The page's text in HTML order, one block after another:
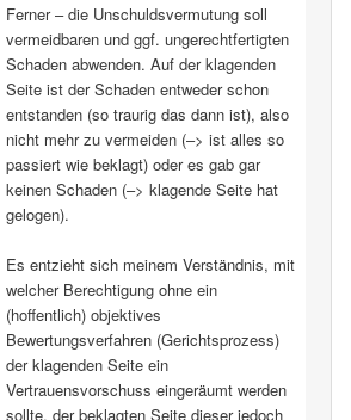
Ferner – die Unschuldsvermutung soll
vermeidbaren und ggf. ungerechtfertigten
Schaden abwenden. Auf der klagenden
Seite ist der Schaden entweder schon
entstanden (so traurig das dann ist), also
nicht mehr zu vermeiden (–> ist alles so
passiert wie beklagt) oder es gab gar
keinen Schaden (–> klagende Seite hat
gelogen).
Es entzieht sich meinem Verständnis, mit
welcher Berechtigung ohne ein
(hoffentlich) objektives
Bewertungsverfahren (Gerichtsprozess)
der klagenden Seite ein
Vertrauensvorschuss eingeräumt werden
sollte, der beklagten Seite dieser jedoch